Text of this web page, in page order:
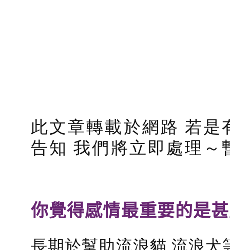
此文章轉載於網路 若
告知 我們將立即處理～
你覺得感情最重要的是
長期於幫助流浪貓 流浪